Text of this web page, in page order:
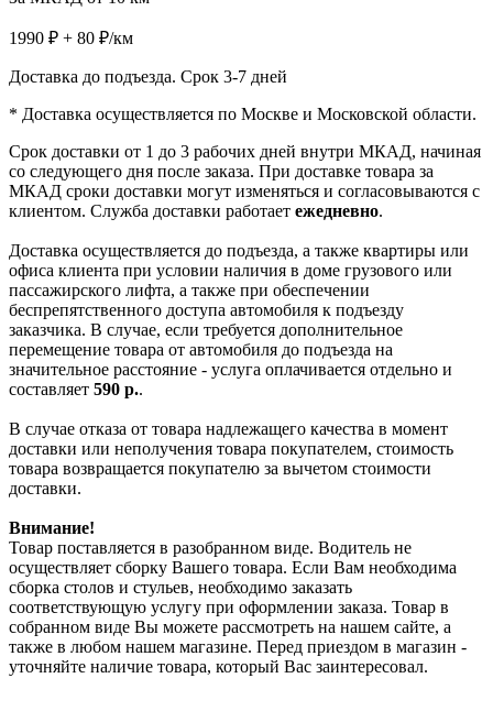
1990 ₽ + 80 ₽/км
Доставка до подъезда. Срок 3-7 дней
* Доставка осуществляется по Москве и Московской области.
Срок доставки от 1 до 3 рабочих дней внутри МКАД, начиная
со следующего дня после заказа. При доставке товара за
МКАД сроки доставки могут изменяться и согласовываются с
клиентом. Служба доставки работает ежедневно.
Доставка осуществляется до подъезда, а также квартиры или
офиса клиента при условии наличия в доме грузового или
пассажирского лифта, а также при обеспечении
беспрепятственного доступа автомобиля к подъезду
заказчика. В случае, если требуется дополнительное
перемещение товара от автомобиля до подъезда на
значительное расстояние - услуга оплачивается отдельно и
составляет 590 р..
В случае отказа от товара надлежащего качества в момент
доставки или неполучения товара покупателем, стоимость
товара возвращается покупателю за вычетом стоимости
доставки.
Внимание!
Товар поставляется в разобранном виде. Водитель не
осуществляет сборку Вашего товара. Если Вам необходима
сборка столов и стульев, необходимо заказать
соответствующую услугу при оформлении заказа. Товар в
собранном виде Вы можете рассмотреть на нашем сайте, а
также в любом нашем магазине. Перед приездом в магазин -
уточняйте наличие товара, который Вас заинтересовал.